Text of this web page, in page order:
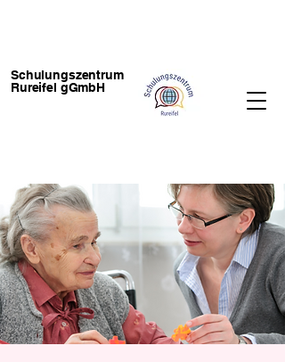
Schulungszentrum
Rureifel gGmbH